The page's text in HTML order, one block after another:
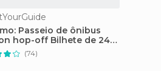
Passeio de ônibus
hop-off Bilhete de 24
(74)